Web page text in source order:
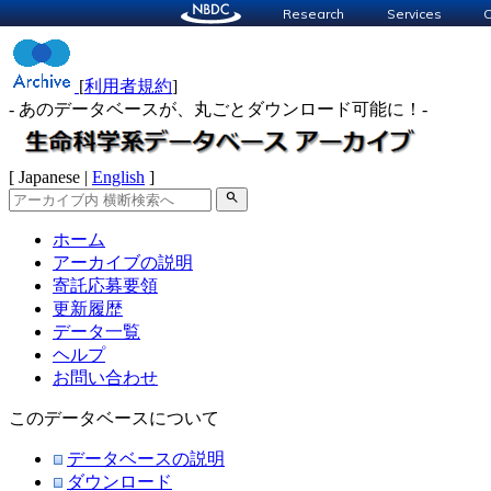
Research Services
[利用者規約]
- あのデータベースが、丸ごとダウンロード可能に！-
[ Japanese | English ]
search
ホーム
アーカイブの説明
寄託応募要領
更新履歴
データ一覧
ヘルプ
お問い合わせ
このデータベースについて
データベースの説明
ダウンロード